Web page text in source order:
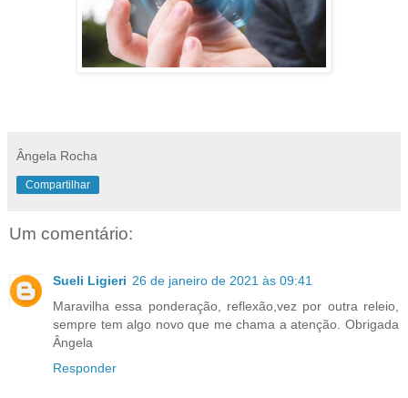
Ângela Rocha
Compartilhar
Um comentário:
Sueli Ligieri 26 de janeiro de 2021 às 09:41
Maravilha essa ponderação, reflexão,vez por outra releio,
sempre tem algo novo que me chama a atenção. Obrigada
Ângela
Responder